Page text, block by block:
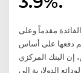
مقدماً وعلى
دفعها على أساس
إن البنك المركزي
الدولارية إلى